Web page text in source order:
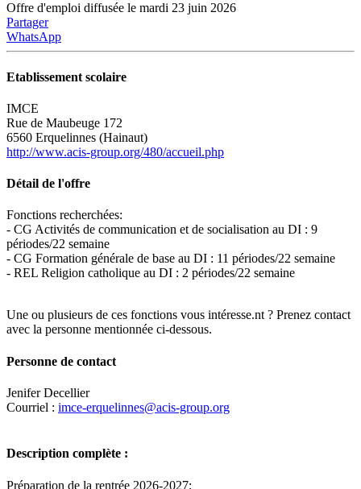
Offre d'emploi diffusée le mardi 23 juin 2026
Partager
WhatsApp
Etablissement scolaire
IMCE
Rue de Maubeuge 172
6560 Erquelinnes (Hainaut)
http://www.acis-group.org/480/accueil.php
Détail de l'offre
Fonctions recherchées:
- CG Activités de communication et de socialisation au DI : 9
périodes/22 semaine
- CG Formation générale de base au DI : 11 périodes/22 semaine
- REL Religion catholique au DI : 2 périodes/22 semaine
Une ou plusieurs de ces fonctions vous intéresse.nt ? Prenez contact
avec la personne mentionnée ci-dessous.
Personne de contact
Jenifer Decellier
Courriel : imce-erquelinnes@acis-group.org
Description complète :
Préparation de la rentrée 2026-2027;